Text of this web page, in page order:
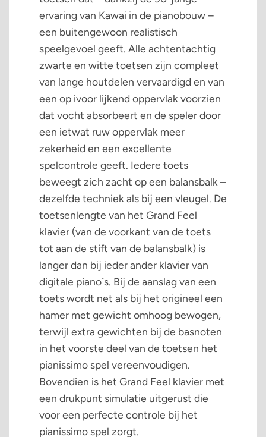
ervaring van Kawai in de pianobouw –
een buitengewoon realistisch
speelgevoel geeft. Alle achtentachtig
zwarte en witte toetsen zijn compleet
van lange houtdelen vervaardigd en van
een op ivoor lijkend oppervlak voorzien
dat vocht absorbeert en de speler door
een ietwat ruw oppervlak meer
zekerheid en een excellente
spelcontrole geeft. Iedere toets
beweegt zich zacht op een balansbalk –
dezelfde techniek als bij een vleugel. De
toetsenlengte van het Grand Feel
klavier (van de voorkant van de toets
tot aan de stift van de balansbalk) is
langer dan bij ieder ander klavier van
digitale piano´s. Bij de aanslag van een
toets wordt net als bij het origineel een
hamer met gewicht omhoog bewogen,
terwijl extra gewichten bij de basnoten
in het voorste deel van de toetsen het
pianissimo spel vereenvoudigen.
Bovendien is het Grand Feel klavier met
een drukpunt simulatie uitgerust die
voor een perfecte controle bij het
pianissimo spel zorgt.